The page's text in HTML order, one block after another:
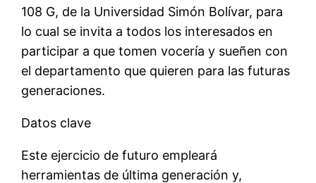
108 G, de la Universidad Simón Bolívar, para
lo cual se invita a todos los interesados en
participar a que tomen vocería y sueñen con
el departamento que quieren para las futuras
generaciones.
Datos clave
Este ejercicio de futuro empleará
herramientas de última generación y,